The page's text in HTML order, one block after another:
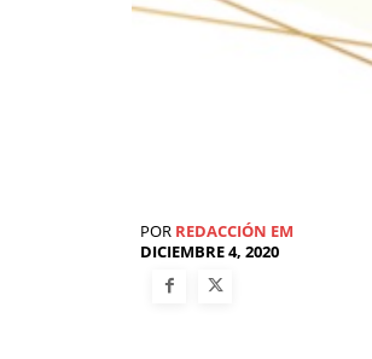
POR REDACCIÓN EM
DICIEMBRE 4, 2020